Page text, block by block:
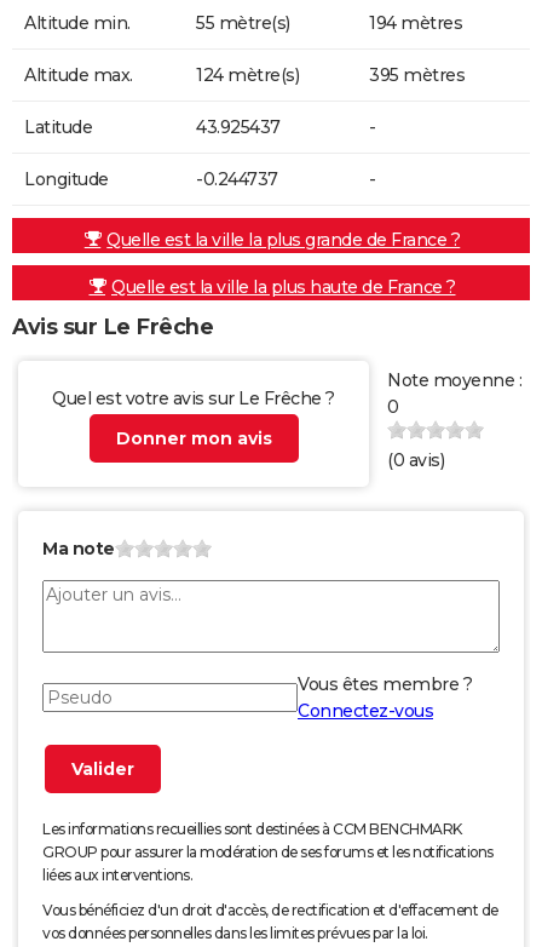
Altitude min. 55 mètre(s) 194 mètres
Altitude max. 124 mètre(s) 395 mètres
Latitude 43.925437 -
Longitude -0.244737 -
Quelle est la ville la plus grande de France ?
Quelle est la ville la plus haute de France ?
Avis sur Le Frêche
Quel est votre avis sur Le Frêche ?
Donner mon avis
Note moyenne :
0
(0 avis)
Ma note
Vous êtes membre ?
Connectez-vous
Les informations recueillies sont destinées à CCM BENCHMARK
GROUP pour assurer la modération de ses forums et les notifications
liées aux interventions.
Vous bénéficiez d'un droit d'accès, de rectification et d'effacement de
vos données personnelles dans les limites prévues par la loi.